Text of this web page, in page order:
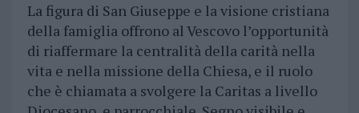
La figura di San Giuseppe e la visione cristiana
della famiglia offrono al Vescovo l’opportunità
di riaffermare la centralità della carità nella
vita e nella missione della Chiesa, e il ruolo
che è chiamata a svolgere la Caritas a livello